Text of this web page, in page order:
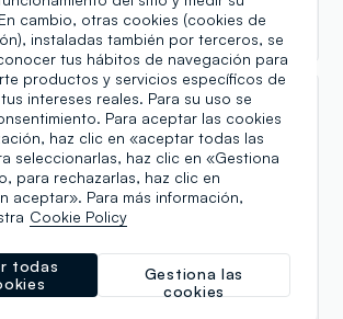
modo esemplare.
grande. Si trovano vestiti che in altri
Ma le commesse sono
Cè il capo in negozio ma
andato via e ordinato online.
e vasta scelta uomo donna
cambio, otras cookies (cookies de
instaladas también por terceros, se
tus hábitos de navegación para
productos y servicios específicos de
intereses reales. Para su uso se
Para aceptar las cookies
haz clic en «aceptar todas las
seleccionarlas, haz clic en «Gestiona
para rechazarlas, haz clic en
aceptar». Para más información,
Cookie Policy
Gestiona las
cookies
todas